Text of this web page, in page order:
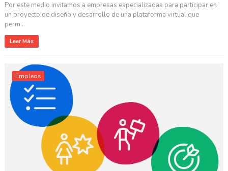
Por este medio invitamos a empresas especializadas para participar en
un proyecto de diseño y desarrollo de una plataforma virtual que
perm...
Leer Más
Empleos